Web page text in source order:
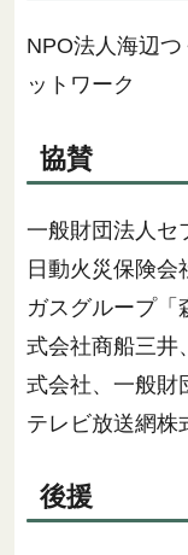
NPO法人海辺
ットワーク
協賛
一般財団法人セ
日動火災保険
ガスグループ「
式会社商船三井
式会社、一般財
テレビ放送網株
後援